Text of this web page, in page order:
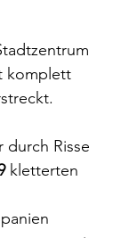
komplett
durch Risse
kletterten